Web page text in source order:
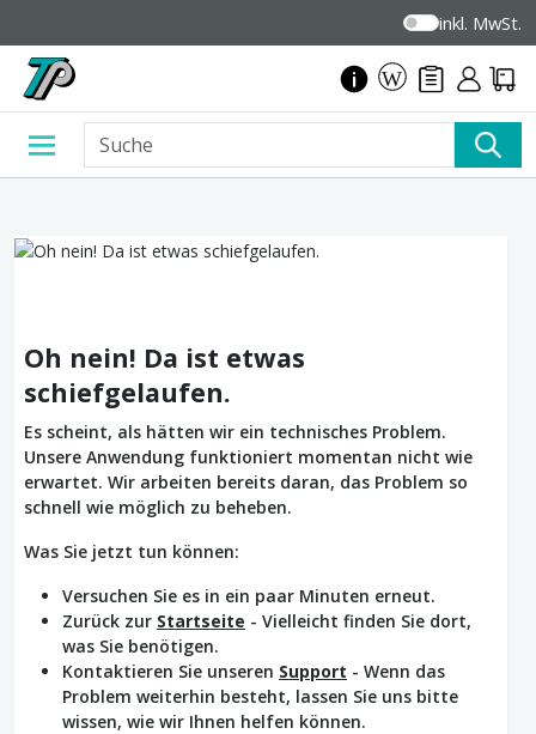
inkl. MwSt.
Oh nein! Da ist etwas
schiefgelaufen.
Es scheint, als hätten wir ein technisches Problem.
Unsere Anwendung funktioniert momentan nicht wie
erwartet. Wir arbeiten bereits daran, das Problem so
schnell wie möglich zu beheben.
Was Sie jetzt tun können:
Versuchen Sie es in ein paar Minuten erneut.
Zurück zur Startseite - Vielleicht finden Sie dort,
was Sie benötigen.
Kontaktieren Sie unseren Support - Wenn das
Problem weiterhin besteht, lassen Sie uns bitte
wissen, wie wir Ihnen helfen können.